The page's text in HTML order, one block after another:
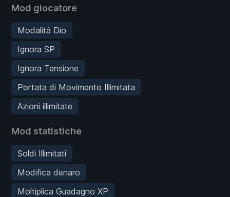
Mod giocatore
Modalità Dio
Ignora SP
Ignora Tensione
Portata di Movimento Illimitata
Azioni illimitate
Mod statistiche
Soldi Illimitati
Modifica denaro
Moltiplica Guadagno XP